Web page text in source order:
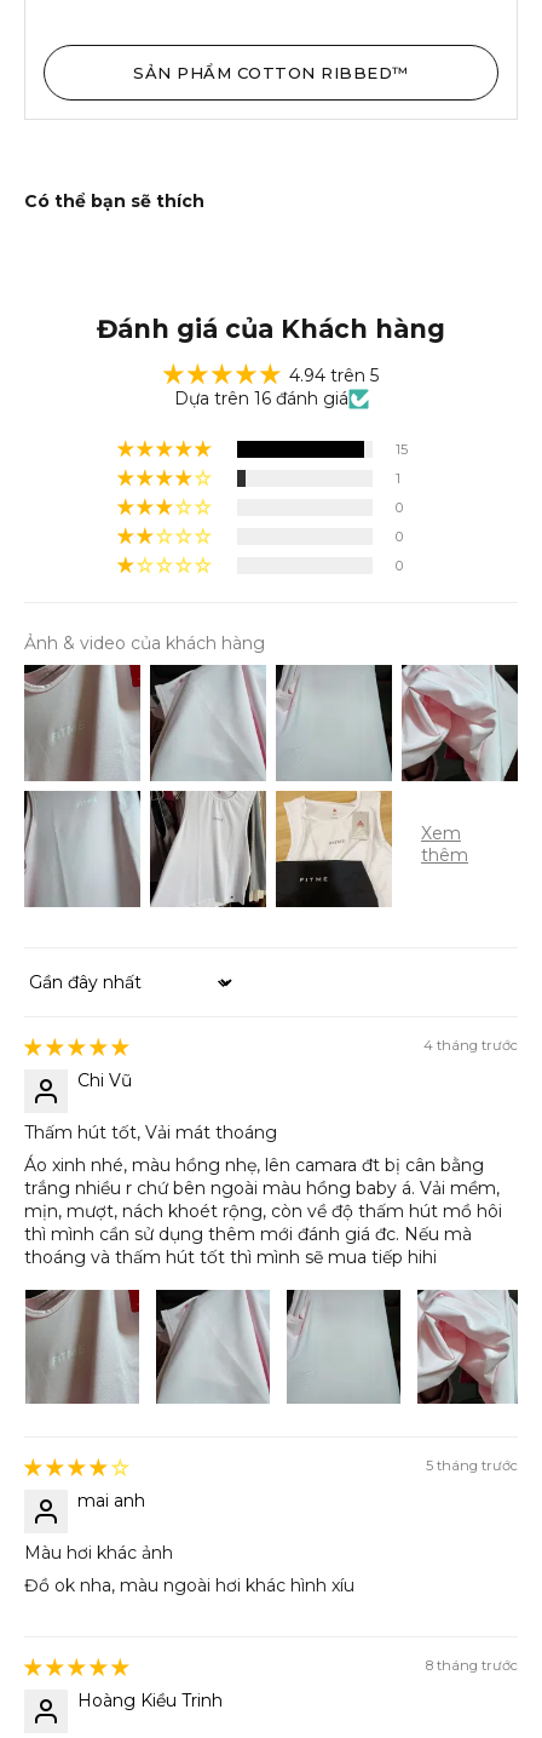
SẢN PHẨM COTTON RIBBED™
Đánh giá của Khách hàng
4.94 trên 5
Dựa trên 16 đánh giá
15
1
0
0
0
Ảnh & video của khách hàng
Sort by
4 tháng trước
Chi Vũ
Thấm hút tốt, Vải mát thoáng
Áo xinh nhé, màu hồng nhẹ, lên camara đt bị cân bằng
trắng nhiều r chứ bên ngoài màu hồng baby á. Vải mềm,
mịn, mượt, nách khoét rộng, còn về độ thấm hút mồ hôi
thì mình cần sử dụng thêm mới đánh giá đc. Nếu mà
thoáng và thấm hút tốt thì mình sẽ mua tiếp hihi
5 tháng trước
mai anh
Màu hơi khác ảnh
Đồ ok nha, màu ngoài hơi khác hình xíu
8 tháng trước
Hoàng Kiều Trinh